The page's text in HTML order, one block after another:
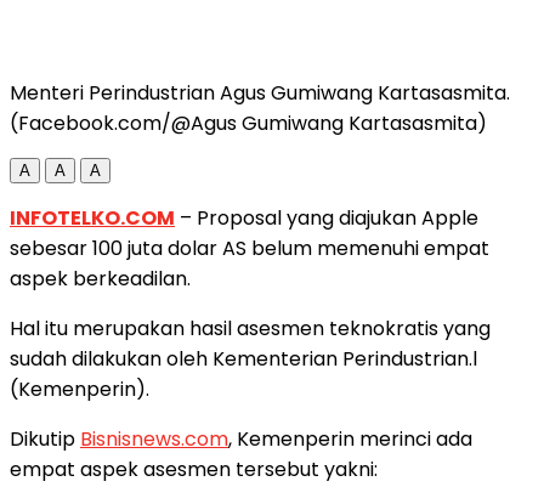
Menteri Perindustrian Agus Gumiwang Kartasasmita.
(Facebook.com/@Agus Gumiwang Kartasasmita)
A A A
INFOTELKO.COM – Proposal yang diajukan Apple
sebesar 100 juta dolar AS belum memenuhi empat
aspek berkeadilan.
Hal itu merupakan hasil asesmen teknokratis yang
sudah dilakukan oleh Kementerian Perindustrian.l
(Kemenperin).
Dikutip Bisnisnews.com, Kemenperin merinci ada
empat aspek asesmen tersebut yakni: